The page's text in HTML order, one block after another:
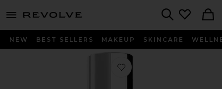
menu - shows more content
NEW BEST SELLERS MAKEUP SKINCARE
Favorito SPRAY DE LIMPEZA TOY